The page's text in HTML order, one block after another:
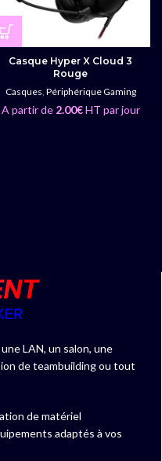
Casque Hyper X Cloud 3
Rouge
Casques, Périphérique Gaming
A partir de 2.00€HT par jour
LAN, un salon, une
de teambuilding ou tout
de matériel
adaptés à vos